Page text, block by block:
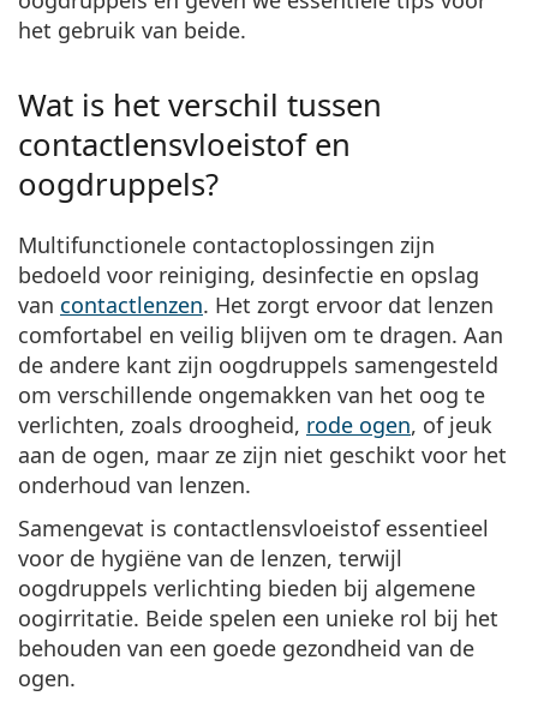
Alle merken
Prada
Alle merken
Alle lenzenvloeistoffen
het gebruik van beide.
Wat is het verschil tussen
contactlensvloeistof en
oogdruppels?
Multifunctionele contactoplossingen zijn
bedoeld voor reiniging, desinfectie en opslag
van contactlenzen. Het zorgt ervoor dat lenzen
comfortabel en veilig blijven om te dragen. Aan
de andere kant zijn oogdruppels samengesteld
om verschillende ongemakken van het oog te
verlichten, zoals droogheid, rode ogen, of jeuk
aan de ogen, maar ze zijn niet geschikt voor het
onderhoud van lenzen.
Samengevat is contactlensvloeistof essentieel
voor de hygiëne van de lenzen, terwijl
oogdruppels verlichting bieden bij algemene
oogirritatie. Beide spelen een unieke rol bij het
behouden van een goede gezondheid van de
ogen.